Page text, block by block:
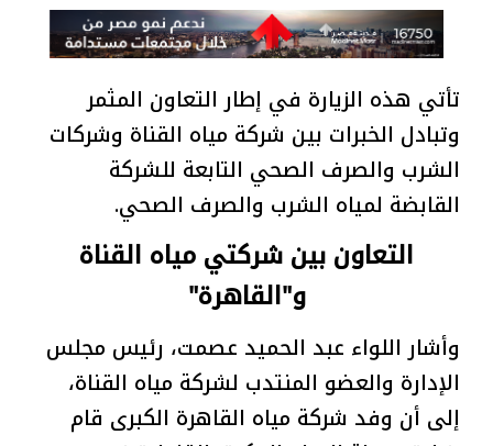
تأتي هذه الزيارة في إطار التعاون المثمر
وتبادل الخبرات بين شركة مياه القناة وشركات
الشرب والصرف الصحي التابعة للشركة
القابضة لمياه الشرب والصرف الصحي.
التعاون بين شركتي مياه القناة
و"القاهرة"
وأشار اللواء عبد الحميد عصمت، رئيس مجلس
الإدارة والعضو المنتدب لشركة مياه القناة،
إلى أن وفد شركة مياه القاهرة الكبرى قام